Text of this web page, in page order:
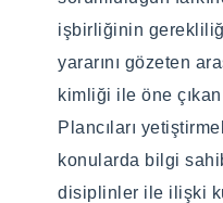
işbirliğinin
yararını gözeten
kimliği ile öne
Plancıları
konularda bilgi
disiplinler ile ilişki
"Şehir Planlama
çok boyutlu
uygulama ve teori
üzerinde gelişmiş
plancılarını
amaçlamaktadır.